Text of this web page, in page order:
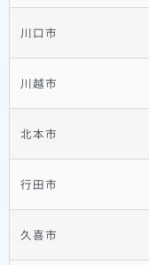
川口市
川越市
北本市
行田市
久喜市